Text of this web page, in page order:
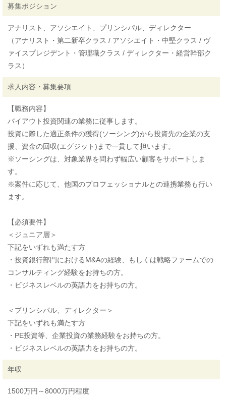
募集ポジション
アナリスト、アソシエイト、プリンシパル、ディレクター
（アナリスト・第二新卒クラス / アソシエイト・中堅クラス / ヴ
ァイスプレジデント・管理職クラス / ディレクター・経営幹部ク
ラス）
求人内容・募集要項
【職務内容】
バイアウト投資関連の業務に従事します。
投資に際した適正条件の獲得(ソーシング)から投資先の企業の支
援、資金の回収(エグジット)まで一貫して担います。
※ソーシングは、対象業界を問わず幅広い顧客をサポートしま
す。
※案件に応じて、他国のプロフェッショナルとの連携業務も行い
ます。
【必須要件】
＜ジュニア層＞
下記をいずれも満たす方
・投資銀行部門におけるM&Aの経験、もしくは戦略ファームでの
コンサルティング経験をお持ちの方。
・ビジネスレベルの英語力をお持ちの方。
＜プリンシパル、ディレクター＞
下記をいずれも満たす方
・PE投資等、企業投資の業務経験をお持ちの方。
・ビジネスレベルの英語力をお持ちの方。
年収
1500万円～8000万円程度